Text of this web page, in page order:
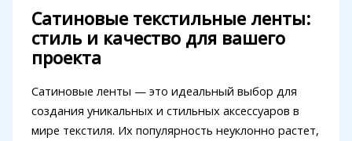
Сатиновые текстильные ленты:
стиль и качество для вашего
проекта
Сатиновые ленты — это идеальный выбор для
создания уникальных и стильных аксессуаров в
мире текстиля. Их популярность неуклонно растет,